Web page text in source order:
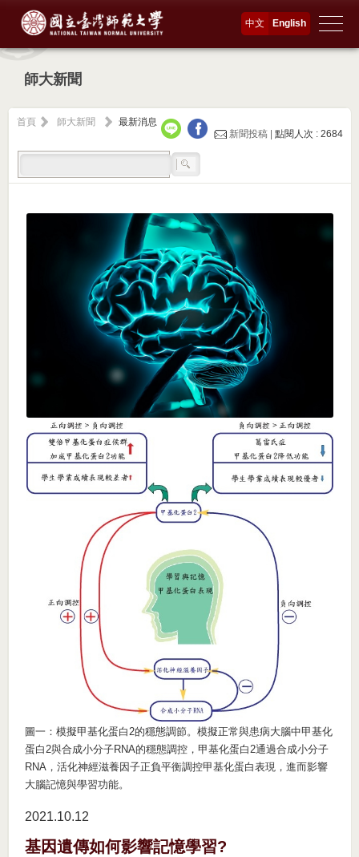
English
中文
師大新聞
首頁 師大新聞
最新消息
新聞投稿 |點閱人次 : 2684
圖一：模擬甲基化蛋白2的穩態調節。模擬正常與患病大腦中甲基化
蛋白2與合成小分子RNA的穩態調控，甲基化蛋白2通過合成小分子
RNA，活化神經滋養因子正負平衡調控甲基化蛋白表現，進而影響
大腦記憶與學習功能。
2021.10 12
基因遺傳如何影響記憶學習?